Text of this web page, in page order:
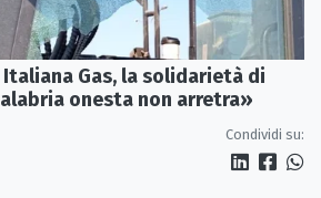
Gas, la solidarietà di
onesta non arretra»
Condividi su: